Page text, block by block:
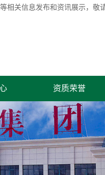
相关信息发布和资讯展示，敬
资质荣誉